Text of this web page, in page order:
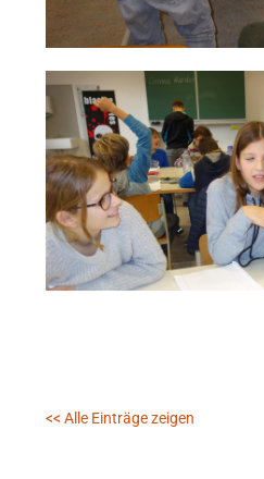
<< Alle Einträge zeigen